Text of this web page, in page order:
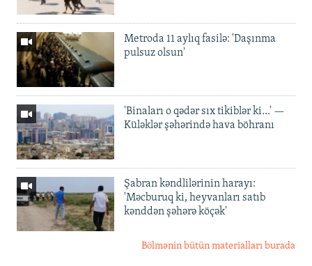
Metroda 11 aylıq fasilə: 'Daşınma
pulsuz olsun'
'Binaları o qədər sıx tikiblər ki...' —
Küləklər şəhərində hava böhranı
Şabran kəndlilərinin harayı:
'Məcburuq ki, heyvanları satıb
kənddən şəhərə köçək'
Bölmənin bütün materialları burada